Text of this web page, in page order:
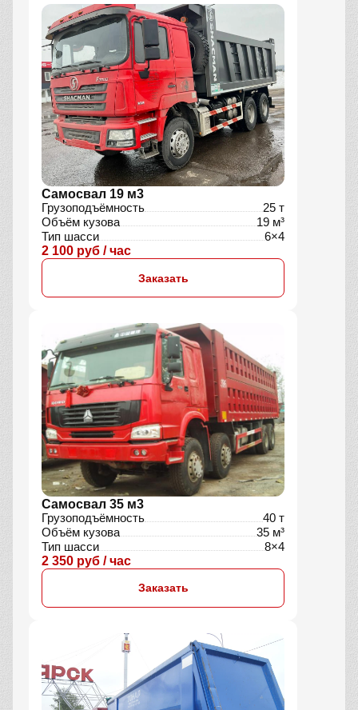
Самосвал 19 м3
Грузоподъёмность
25 т
Объём кузова
19 м³
Тип шасси
6×4
2 100 руб / час
Заказать
Самосвал 35 м3
Грузоподъёмность
40 т
Объём кузова
35 м³
Тип шасси
8×4
2 350 руб / час
Заказать